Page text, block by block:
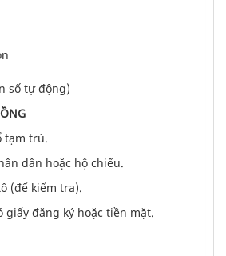
số tự động)
tạm trú.
dân hoặc hộ chiếu.
(để kiểm tra).
giấy đăng ký hoặc tiền mặt.